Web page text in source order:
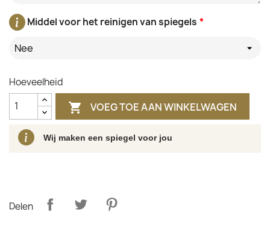
*
Middel voor het reinigen van spiegels
Nee
Hoeveelheid
 VOEG TOE AAN WINKELWAGEN
Wij maken een spiegel voor jou
Delen